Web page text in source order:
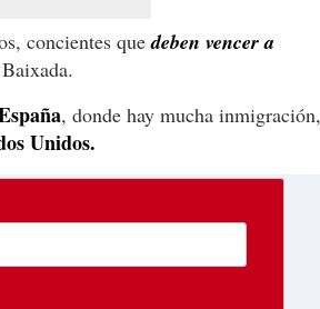
concientes quedeben vencer a
, donde hay mucha inmigración,
Unidos.